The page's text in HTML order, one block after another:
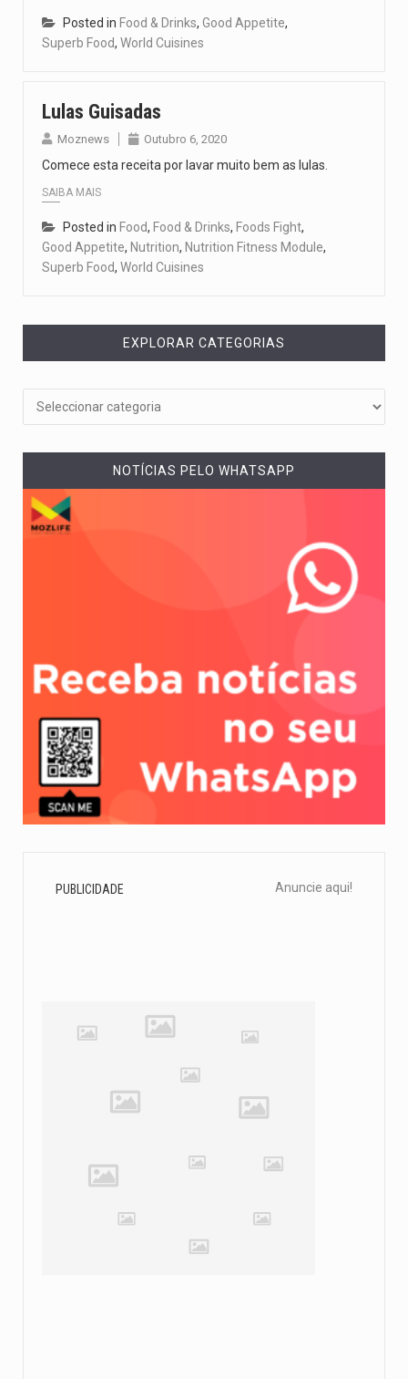
Posted in Food & Drinks, Good Appetite,
Superb Food, World Cuisines
Lulas Guisadas
Moznews Outubro 6, 2020
Comece esta receita por lavar muito bem as lulas.
SAIBA MAIS
Posted in Food, Food & Drinks, Foods Fight,
Good Appetite, Nutrition, Nutrition Fitness Module,
Superb Food, World Cuisines
EXPLORAR CATEGORIAS
NOTÍCIAS PELO WHATSAPP
PUBLICIDADE Anuncie aqui!